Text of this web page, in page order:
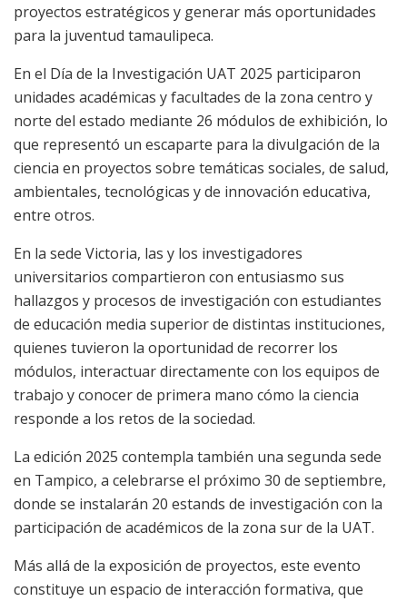
proyectos estratégicos y generar más oportunidades
para la juventud tamaulipeca.
En el Día de la Investigación UAT 2025 participaron
unidades académicas y facultades de la zona centro y
norte del estado mediante 26 módulos de exhibición, lo
que representó un escaparte para la divulgación de la
ciencia en proyectos sobre temáticas sociales, de salud,
ambientales, tecnológicas y de innovación educativa,
entre otros.
En la sede Victoria, las y los investigadores
universitarios compartieron con entusiasmo sus
hallazgos y procesos de investigación con estudiantes
de educación media superior de distintas instituciones,
quienes tuvieron la oportunidad de recorrer los
módulos, interactuar directamente con los equipos de
trabajo y conocer de primera mano cómo la ciencia
responde a los retos de la sociedad.
La edición 2025 contempla también una segunda sede
en Tampico, a celebrarse el próximo 30 de septiembre,
donde se instalarán 20 estands de investigación con la
participación de académicos de la zona sur de la UAT.
Más allá de la exposición de proyectos, este evento
constituye un espacio de interacción formativa, que